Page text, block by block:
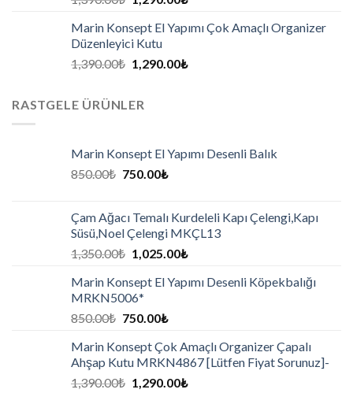
Marin Konsept El Yapımı Çok Amaçlı Organizer
Düzenleyici Kutu
1,390.00₺ 1,290.00₺
RASTGELE ÜRÜNLER
Marin Konsept El Yapımı Desenli Balık
850.00₺ 750.00₺
Çam Ağacı Temalı Kurdeleli Kapı Çelengi,Kapı
Süsü,Noel Çelengi MKÇL13
1,350.00₺ 1,025.00₺
Marin Konsept El Yapımı Desenli Köpekbalığı
MRKN5006*
850.00₺ 750.00₺
Marin Konsept Çok Amaçlı Organizer Çapalı
Ahşap Kutu MRKN4867 [Lütfen Fiyat Sorunuz]-
1,390.00₺ 1,290.00₺